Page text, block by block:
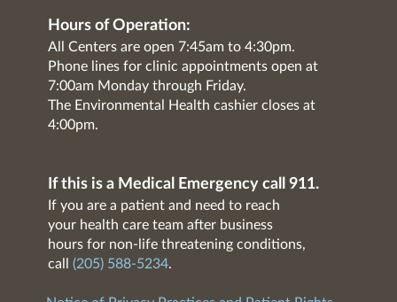
Hours of Operation:
All Centers are open 7:45am to 4:30pm.
Phone lines for clinic appointments open at
7:00am Monday through Friday.
The Environmental Health cashier closes at
4:00pm.
If this is a Medical Emergency call 911.
If you are a patient and need to reach
your health care team after business
hours for non-life threatening conditions,
call (205) 588-5234.